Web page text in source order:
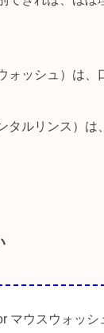
ォッシュ）は、
タルリンス）は
マウスウォッシ